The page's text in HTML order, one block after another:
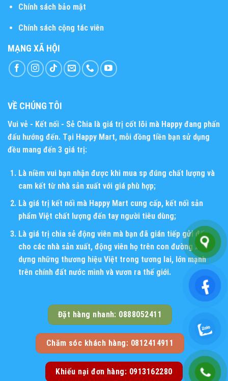
Chính sách bảo mật
Chính sách cộng tác viên
MẠNG XÃ HỘI
VỀ CHÚNG TÔI
Vui vẻ - Kết nối - Sẻ Chia là giá trị cốt lõi mà Happy đang phấn
đấu hướng đến. Tại Happy Mart, mỗi đồng tiền bạn sử dụng
đều mang đến 3 giá trị:
Là niềm vui bạn nhận được khi mua sp đúng chất lượng và
cam kết từ nhà sản xuất với giá phù hợp;
Là giá trị kết nối mà Happy Mart cung cấp, kết nối sản
phẩm Việt chất lượng đến tay người tiêu dùng;
Là giá trị chia sẻ động viên mà bạn đã gián tiếp gửi đến
cho các nhà sản xuất, động viên họ trên con đường xây
dựng những thương hiệu Việt trong tương lai, lớn mạnh
trên chính đất nước mình và vươn ra thế giới.
Đặt hàng nhanh: 0888052411
Chăm sóc khách hàng: 0812414911
Khiếu nại đơn hàng: 0913162280